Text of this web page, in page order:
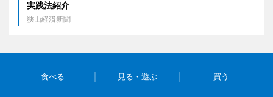
実践法紹介
狭山経済新聞
食べる 見る・遊ぶ 買う